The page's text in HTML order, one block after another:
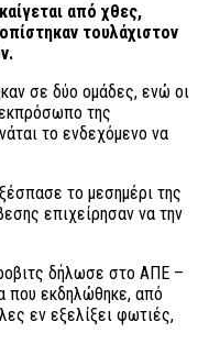
από χθες,
τουλάχιστον
σε δύο ομάδες, ενώ οι
της
το ενδεχόμενο να
το μεσημέρι της
επιχείρησαν να την
δήλωσε στο ΑΠΕ –
που εκδηλώθηκε, από
εν εξελίξει φωτιές,